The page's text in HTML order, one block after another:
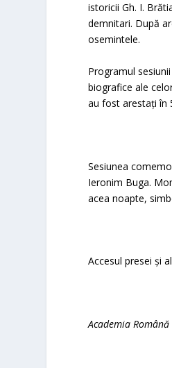
istoricii Gh. I.
demnitari. După
osemintele.
Programul
biografice ale
au fost arestați în
Sesiunea
Ieronim Buga.
acea noapte,
Accesul presei și
Academia